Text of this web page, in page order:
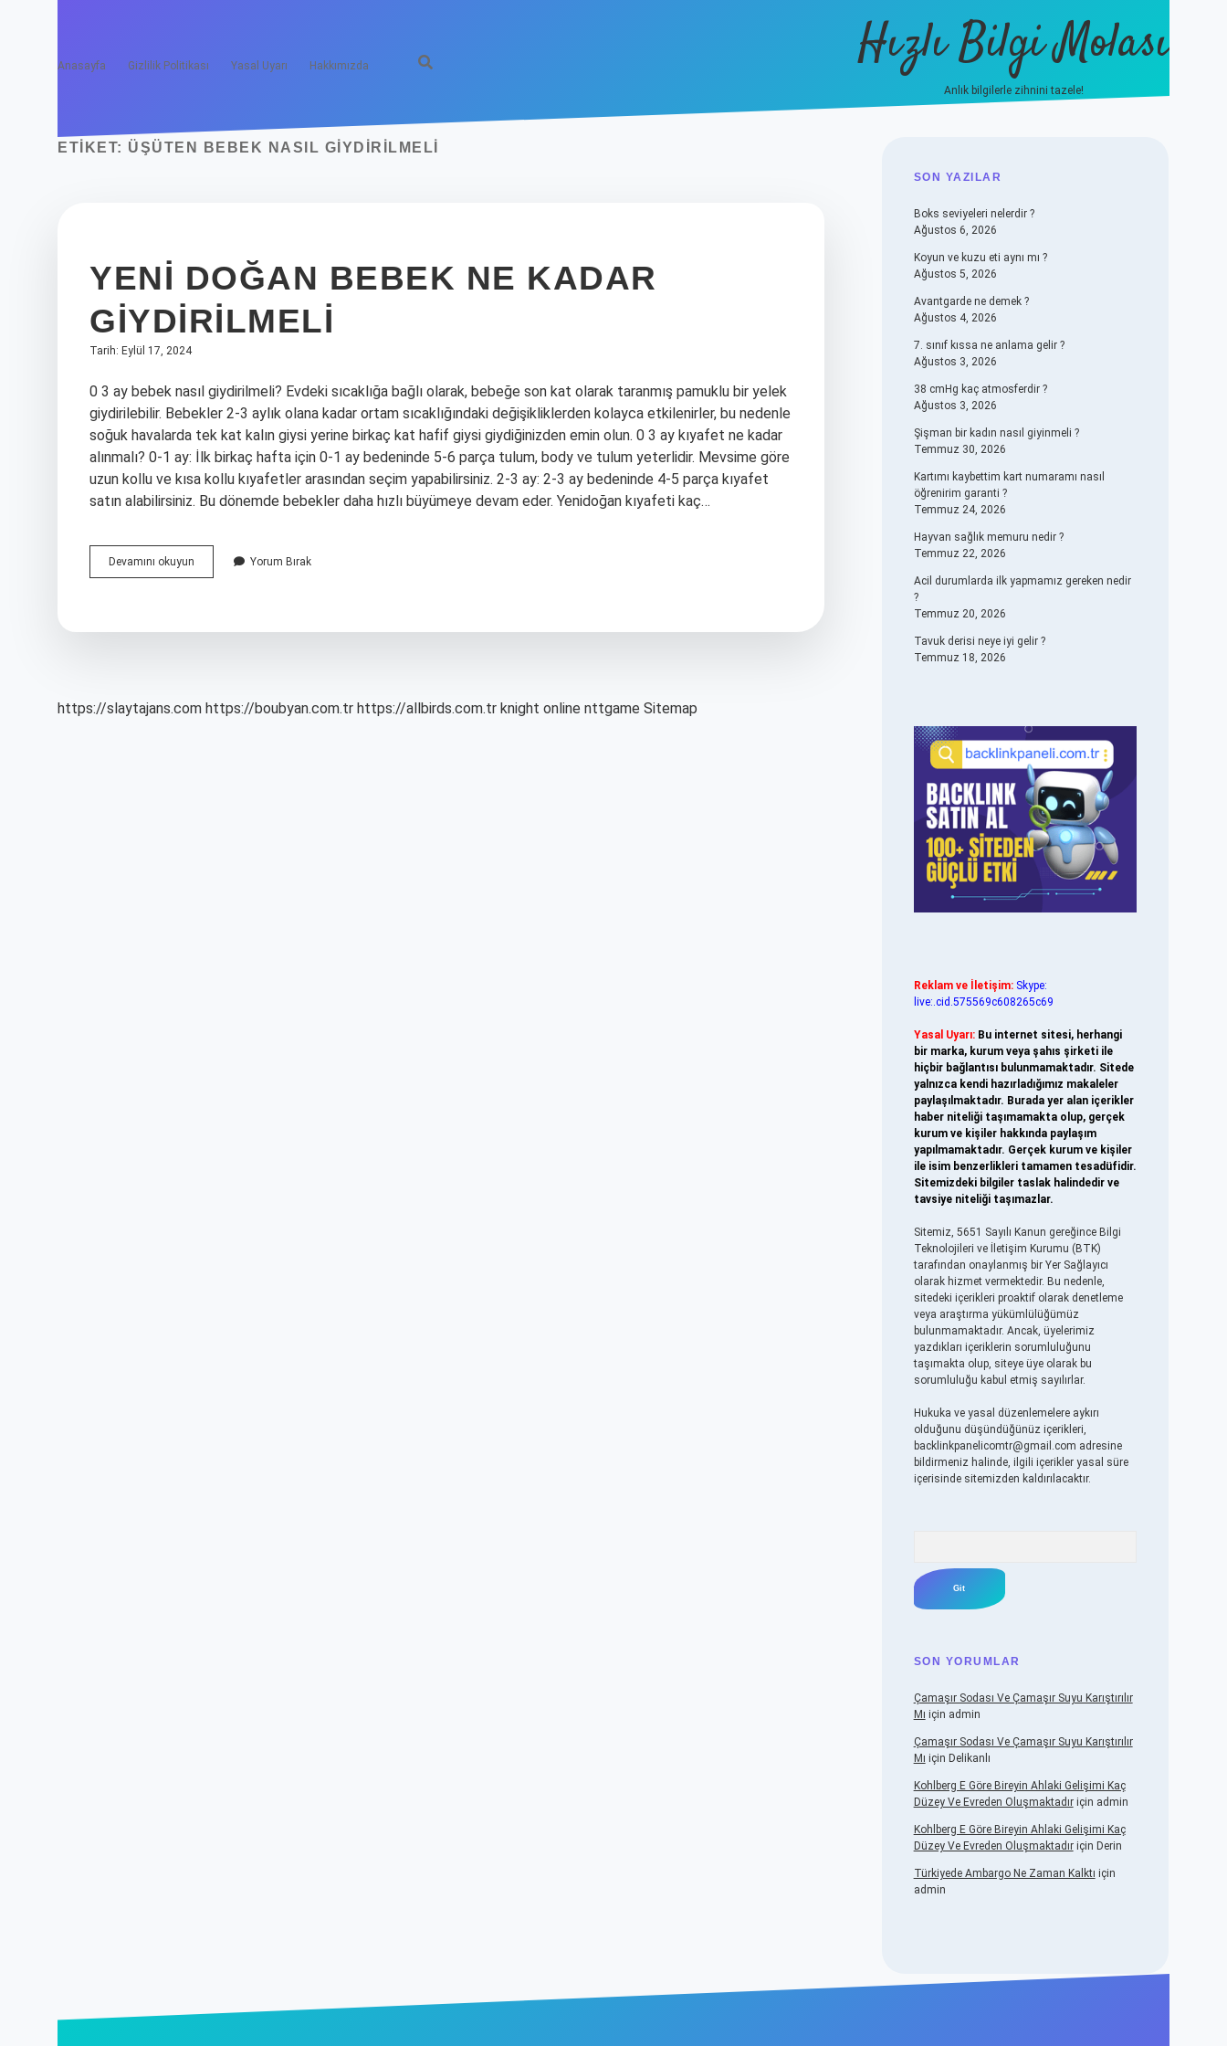
Anasayfa Gizlilik Politikası Yasal Uyarı Hakkımızda Hızlı Bilgi Molası
Anlık bilgilerle zihnini tazele!
ETIKET: ÜŞÜTEN BEBEK NASIL GIYDIRILMELI
YENI DOĞAN BEBEK NE KADAR
GIYDIRILMELI
Tarih: Eylül 17, 2024
0 3 ay bebek nasıl giydirilmeli? Evdeki sıcaklığa bağlı olarak, bebeğe son kat olarak taranmış pamuklu bir yelek
giydirilebilir. Bebekler 2-3 aylık olana kadar ortam sıcaklığındaki değişikliklerden kolayca etkilenirler, bu nedenle
soğuk havalarda tek kat kalın giysi yerine birkaç kat hafif giysi giydiğinizden emin olun. 0 3 ay kıyafet ne kadar
alınmalı? 0-1 ay: İlk birkaç hafta için 0-1 ay bedeninde 5-6 parça tulum, body ve tulum yeterlidir. Mevsime göre
uzun kollu ve kısa kollu kıyafetler arasından seçim yapabilirsiniz. 2-3 ay: 2-3 ay bedeninde 4-5 parça kıyafet
satın alabilirsiniz. Bu dönemde bebekler daha hızlı büyümeye devam eder. Yenidoğan kıyafeti kaç…
Devamını okuyun
Doğan
Yorum Bırak
https://slaytajans.com https://boubyan.com.tr https://allbirds.com.tr knight online nttgame Sitemap
SIDEBAR
SON YAZILAR
Boks seviyeleri nelerdir ?
Ağustos 6, 2026
Koyun ve kuzu eti aynı mı ?
Ağustos 5, 2026
Avantgarde ne demek ?
Ağustos 4, 2026
7. sınıf kıssa ne anlama gelir ?
Ağustos 3, 2026
38 cmHg kaç atmosferdir ?
Ağustos 3, 2026
Şişman bir kadın nasıl giyinmeli ?
Temmuz 30, 2026
Kartımı kaybettim kart numaramı nasıl
öğrenirim garanti ?
Temmuz 24, 2026
Hayvan sağlık memuru nedir ?
Temmuz 22, 2026
Acil durumlarda ilk yapmamız gereken nedir
?
Temmuz 20, 2026
Tavuk derisi neye iyi gelir ?
Temmuz 18, 2026
Reklam ve İletişim: Skype:
live:.cid.575569c608265c69
Yasal Uyarı: Bu internet sitesi, herhangi
bir marka, kurum veya şahıs şirketi ile
hiçbir bağlantısı bulunmamaktadır. Sitede
yalnızca kendi hazırladığımız makaleler
paylaşılmaktadır. Burada yer alan içerikler
haber niteliği taşımamakta olup, gerçek
kurum ve kişiler hakkında paylaşım
yapılmamaktadır. Gerçek kurum ve kişiler
ile isim benzerlikleri tamamen tesadüfidir.
Sitemizdeki bilgiler taslak halindedir ve
tavsiye niteliği taşımazlar.
Sitemiz, 5651 Sayılı Kanun gereğince Bilgi
Teknolojileri ve İletişim Kurumu (BTK)
tarafından onaylanmış bir Yer Sağlayıcı
olarak hizmet vermektedir. Bu nedenle,
sitedeki içerikleri proaktif olarak denetleme
veya araştırma yükümlülüğümüz
bulunmamaktadır. Ancak, üyelerimiz
yazdıkları içeriklerin sorumluluğunu
taşımakta olup, siteye üye olarak bu
sorumluluğu kabul etmiş sayılırlar.
Hukuka ve yasal düzenlemelere aykırı
olduğunu düşündüğünüz içerikleri,
backlinkpanelicomtr@gmail.com adresine
bildirmeniz halinde, ilgili içerikler yasal süre
içerisinde sitemizden kaldırılacaktır.
SON YORUMLAR
Çamaşır Sodası Ve Çamaşır Suyu Karıştırılır
Mı için admin
Çamaşır Sodası Ve Çamaşır Suyu Karıştırılır
Mı için Delikanlı
Kohlberg E Göre Bireyin Ahlaki Gelişimi Kaç
Düzey Ve Evreden Oluşmaktadıriçin admin
Kohlberg E Göre Bireyin Ahlaki Gelişimi Kaç
Düzey Ve Evreden Oluşmaktadıriçin Derin
Türkiyede Ambargo Ne Zaman Kalktı için
admin